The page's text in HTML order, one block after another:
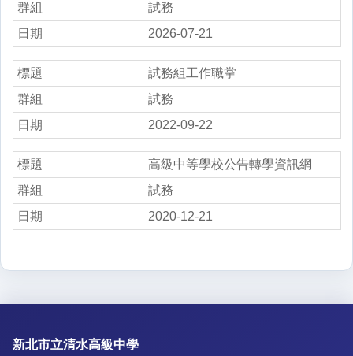
試務
2026-07-21
試務組工作職掌
試務
2022-09-22
高級中等學校公告轉學資訊網
試務
2020-12-21
新北市立清水高級中學